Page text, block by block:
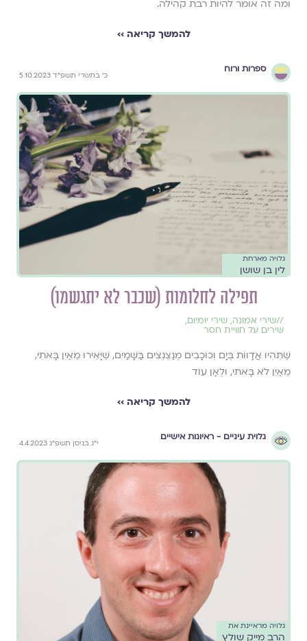
ומה זה אומר להיות רבת קהילה.
להמשך קריאה ››
ספרות ורוח
כ׳ בתשרי תשפ״ד 5.10.2023
גלויה מארחת
לין בן שושן
תפילה לחלומות (שכבר לא יתגשמו)
//שירי אמונה, שירי יומיום,
שירים על חוויית חסר
שֶׁתִּהְיוּ אֲדָווֹת בְּיָם וְכוֹכָבִים מְנַצְנְצִים בַּשָּׁמַיִם, שֶׁיָּאִירוּ מֵאַיִן בָּאתִי,
מֵאַיִן לֹא בָּאתִי, וּלְאָן עוֹד
להמשך קריאה ››
גלוית עיניים - ראיונות אישיים
י״ג בניסן תשפ״ג 4.4.2023
גלויה מראיינת את
הרב מייק שולץ